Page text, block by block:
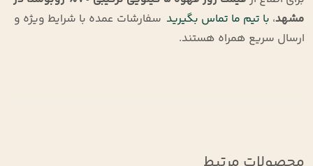
مشهد، با تیم ما تماس بگیرید سفارشات عمده با شرایط ویژه و
ارسال سریع همراه هستند.